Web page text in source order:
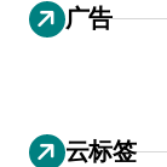
广告
云标签